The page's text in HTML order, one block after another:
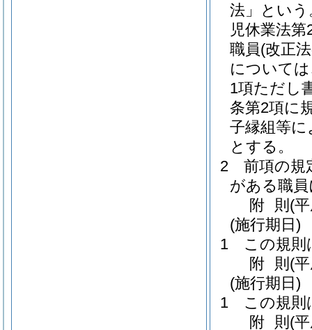
法」という
児休業法
職員(改正
について
1項ただし
条第2項に
子縁組等
とする。
2
前項の規
がある職
附 則 (
(施行期日)
1
この規則
附 則 (
(施行期日)
1
この規則
附 則 (